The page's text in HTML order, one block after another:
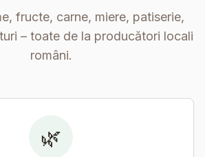
fructe, carne, miere, patiserie,
– toate de la producători locali
români.
🌿